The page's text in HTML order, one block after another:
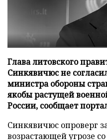
Глава литовского
Синкявичюс не
министра обороны
якобы растущей
России, сообщает
Синкявичюс опроверг
возрастающей угрозе